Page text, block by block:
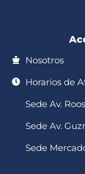
Nosotros
Horarios de
Sede Av.
Sede Av.
Sede